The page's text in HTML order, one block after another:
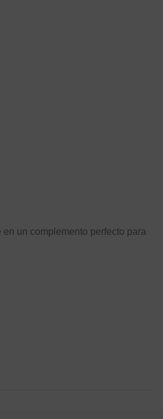
un complemento perfecto para